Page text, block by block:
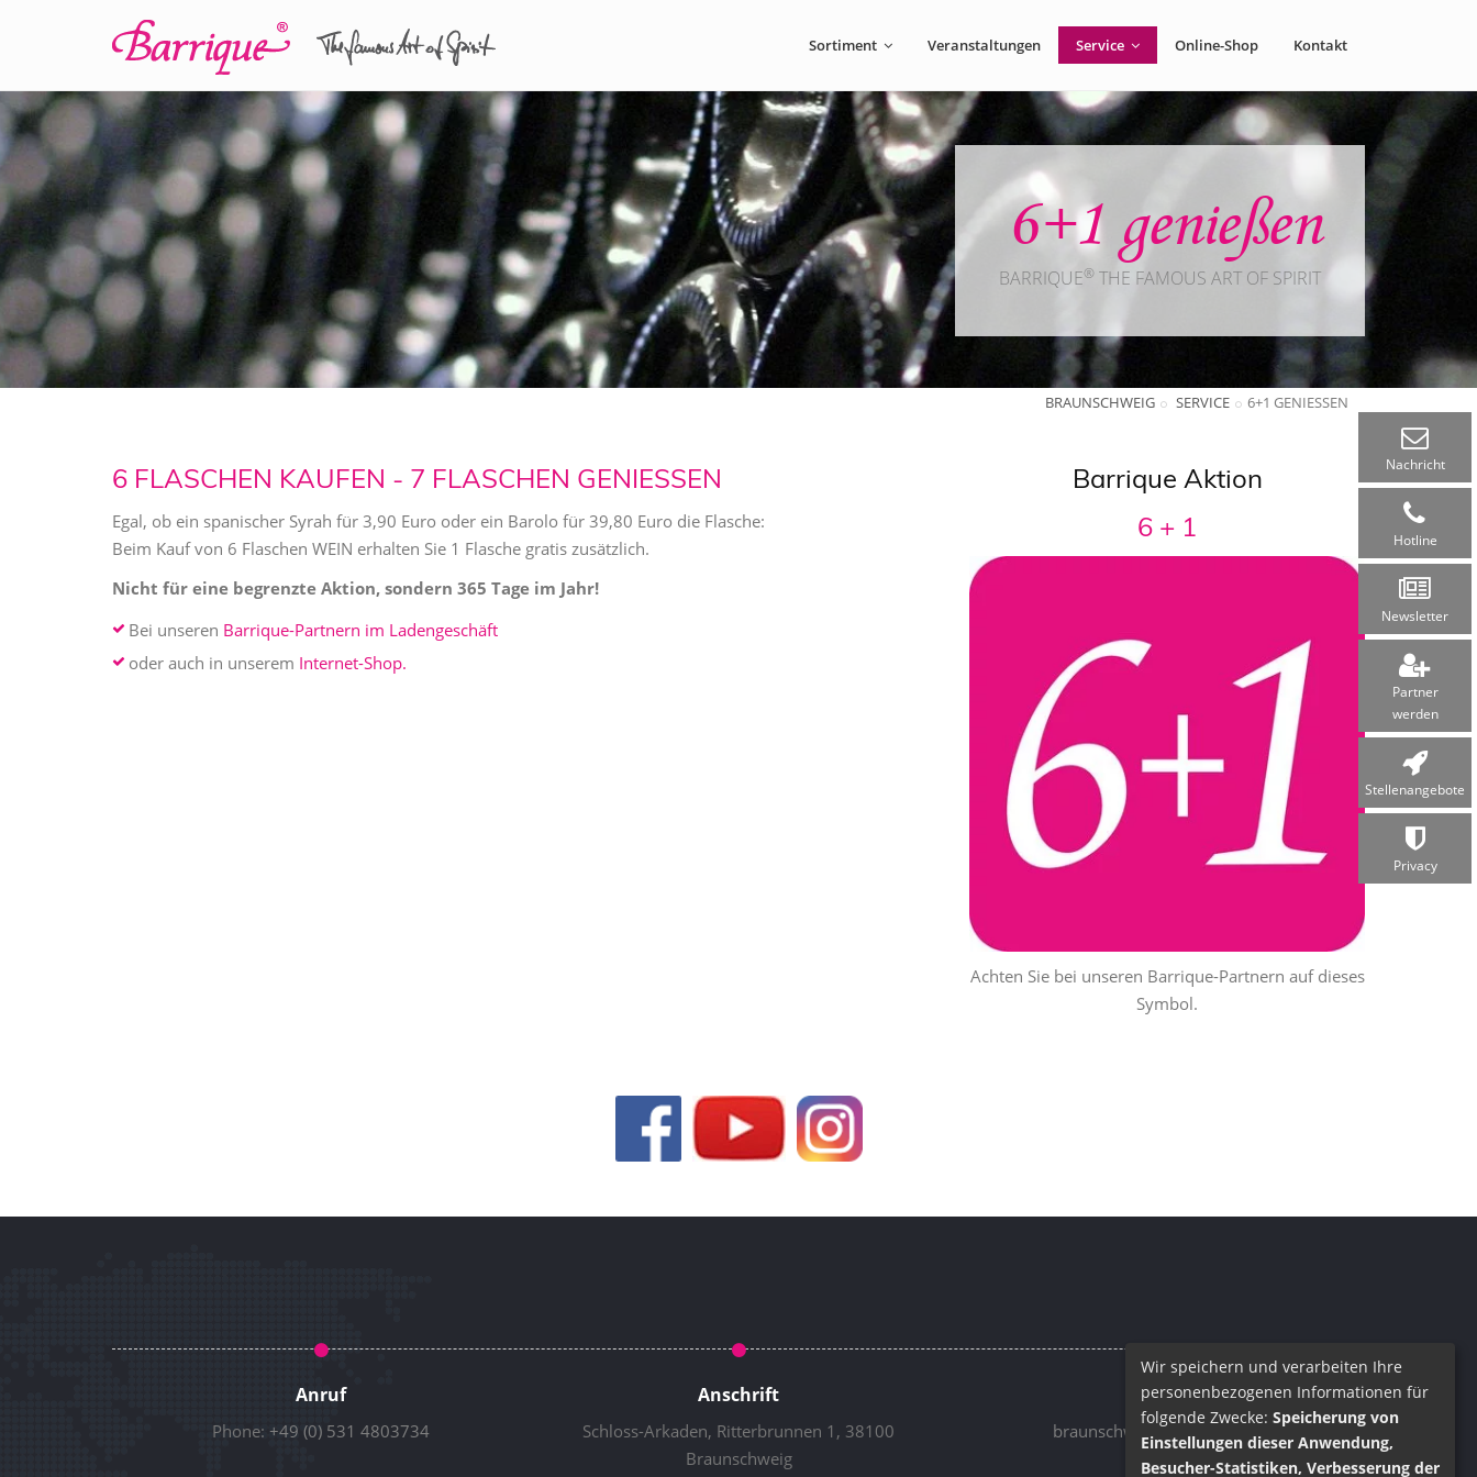
Sortiment Veranstaltungen Service Online-Shop Kontakt
6+1 genießen
BARRIQUE® THE FAMOUS ART OF SPIRIT
BRAUNSCHWEIG SERVICE 6+1 GENIESSEN
6 FLASCHEN KAUFEN - 7 FLASCHEN GENIESSEN
Egal, ob ein spanischer Syrah für 3,90 Euro oder ein Barolo für 39,80 Euro die Flasche:
Beim Kauf von 6 Flaschen WEIN erhalten Sie 1 Flasche gratis zusätzlich.
Nicht für eine begrenzte Aktion, sondern 365 Tage im Jahr!
Bei unseren Barrique-Partnern im Ladengeschäft
oder auch in unserem Internet-Shop.
Barrique Aktion
6 + 1
Achten Sie bei unseren Barrique-Partnern auf dieses
Symbol.
Anruf
Phone: +49 (0) 531 4803734
Anschrift
Schloss-Arkaden, Ritterbrunnen 1, 38100
Braunschweig
Email
braunschweig@barrique.de
Nachricht
Hotline
Newsletter
Partner
werden
Stellen­angebote
Privacy
Wir speichern und verarbeiten Ihre
personenbezogenen Informationen für
folgende Zwecke: Speicherung von
Einstellungen dieser Anwendung,
Besucher-Statistiken, Verbesserung der